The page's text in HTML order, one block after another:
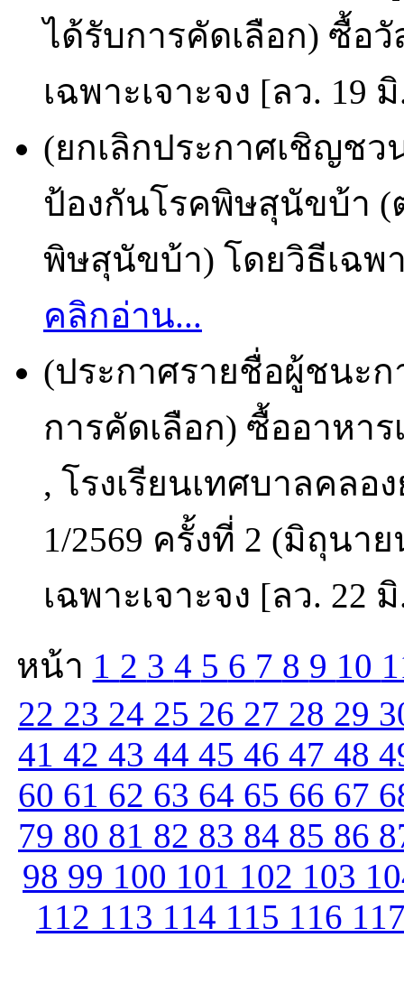
ได้รับการคัดเลือก) ซื้อ
เฉพาะเจาะจง [ลว. 19
(ยกเลิกประกาศเชิญช
ป้องกันโรคพิษสุนัขบ้า (
พิษสุนัขบ้า) โดยวิธีเฉพา
คลิกอ่าน...
(ประกาศรายชื่อผู้ชนะก
การคัดเลือก) ซื้ออาหาร
, โรงเรียนเทศบาลคลอ
1/2569 ครั้งที่ 2 (มิถุนา
เฉพาะเจาะจง [ลว. 22
หน้า 1 2 3 4 5 6 7 8 9 10
22 23 24 25 26 27 28 29
41 42 43 44 45 46 47 48
60 61 62 63 64 65 66 67
79 80 81 82 83 84 85 86
98 99 100 101 102 103
112 113 114 115 116